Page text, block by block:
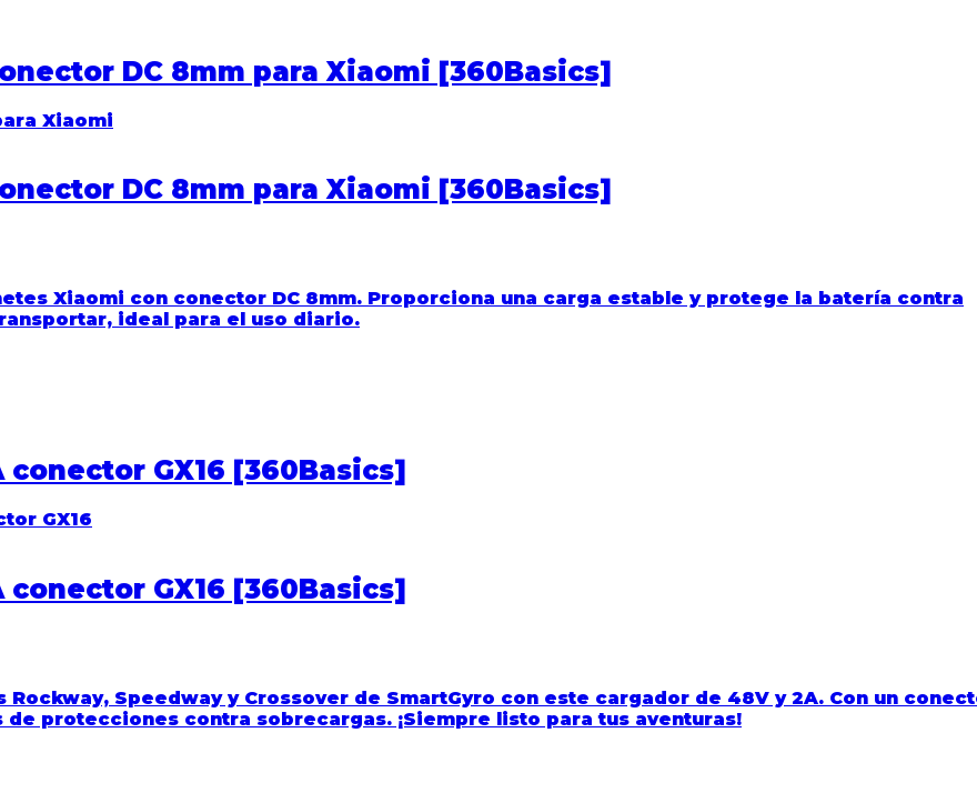
DC 8mm para Xiaomi [360Basics]
DC 8mm para Xiaomi [360Basics]
Xiaomi con conector DC 8mm. Proporciona una carga estable y protege la batería contra
ideal para el uso diario.
GX16 [360Basics]
GX16 [360Basics]
Rockway, Speedway y Crossover de SmartGyro con este cargador de 48V y 2A. Con un
protecciones contra sobrecargas. ¡Siempre listo para tus aventuras!